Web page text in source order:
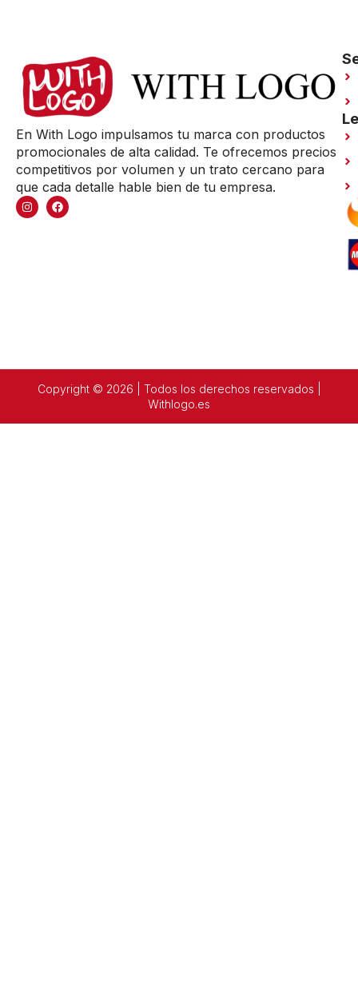
En With Logo impulsamos tu marca con productos
promocionales de alta calidad. Te ofrecemos precios
competitivos por volumen y un trato cercano para
que cada detalle hable bien de tu empresa.
Copyright © 2026 | Todos los derechos reservados |
Withlogo.es